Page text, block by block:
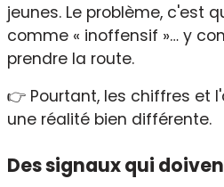
jeunes. Le problème, c'est
comme « inoffensif »… y
prendre la route.
👉 Pourtant, les chiffres et
une réalité bien différente.
Des signaux qui